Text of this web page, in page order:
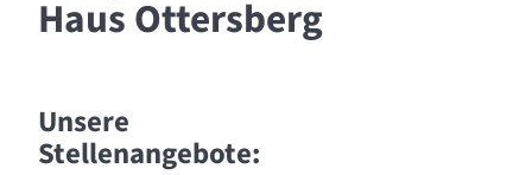
Haus Ottersberg
Unsere
Stellenangebote: